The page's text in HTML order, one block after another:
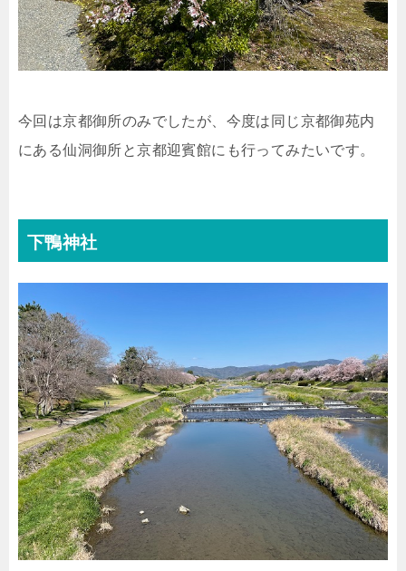
今回は京都御所のみでしたが、今度は同じ京都御苑内
にある仙洞御所と京都迎賓館にも行ってみたいです。
下鴨神社